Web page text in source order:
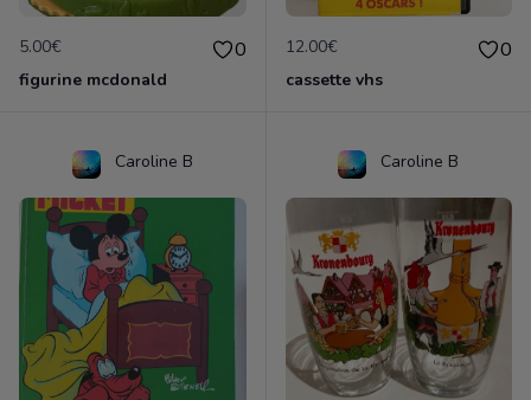
5.00€ 0
figurine mcdonald
12.00€ 0
cassette vhs
Caroline B Caroline B